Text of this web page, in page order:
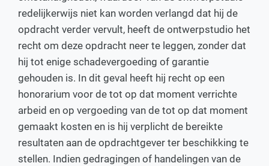
redelijkerwijs niet kan worden verlangd dat hij de
opdracht verder vervult, heeft de ontwerpstudio het
recht om deze opdracht neer te leggen, zonder dat
hij tot enige schadevergoeding of garantie
gehouden is. In dit geval heeft hij recht op een
honorarium voor de tot op dat moment verrichte
arbeid en op vergoeding van de tot op dat moment
gemaakt kosten en is hij verplicht de bereikte
resultaten aan de opdrachtgever ter beschikking te
stellen. Indien gedragingen of handelingen van de